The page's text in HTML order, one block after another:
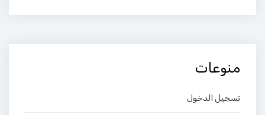
منوعات
تسجيل الدخول